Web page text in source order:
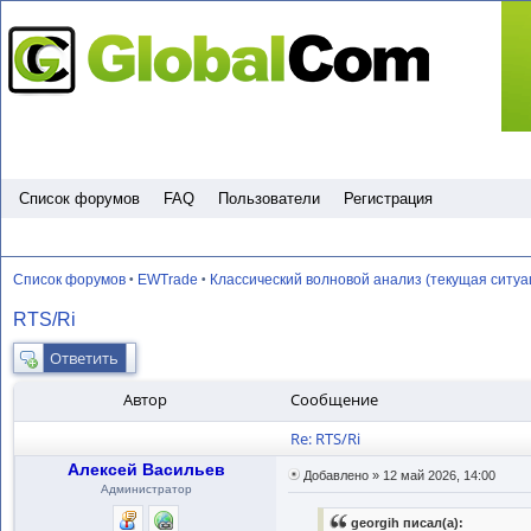
Список форумов FAQ Пользователи Регистрация
Список форумов • EWTrade • Классический волновой анализ (текущая
RTS/Ri
Ответить
Автор
Сообщение
Re: RTS/Ri
Алексей Васильев
Администратор
Добавлено » 12 май 2026, 14:00
georgih писал(а):